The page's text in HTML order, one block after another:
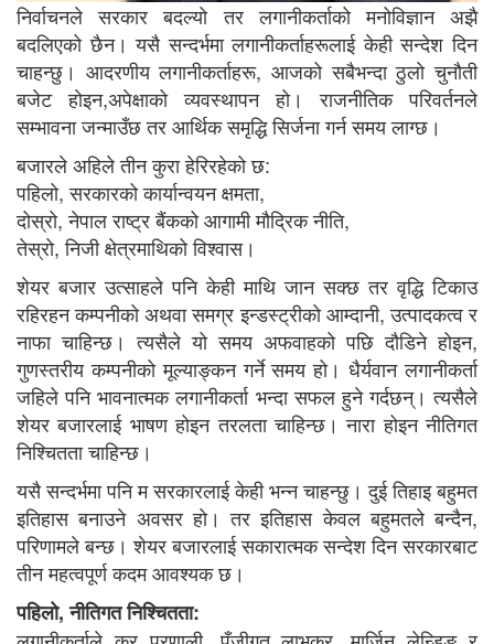
निर्वाचनले सरकार बदल्यो तर लगानीकर्ताको मनोविज्ञान अझै
बदलिएको छैन। यसै सन्दर्भमा लगानीकर्ताहरूलाई केही सन्देश दिन
चाहन्छु। आदरणीय लगानीकर्ताहरू, आजको सबैभन्दा ठुलो चुनौती
बजेट होइन,अपेक्षाको व्यवस्थापन हो। राजनीतिक परिवर्तनले
सम्भावना जन्माउँछ तर आर्थिक समृद्धि सिर्जना गर्न समय लाग्छ।
बजारले अहिले तीन कुरा हेरिरहेको छ:
पहिलो, सरकारको कार्यान्वयन क्षमता,
दोस्रो, नेपाल राष्ट्र बैंकको आगामी मौद्रिक नीति,
तेस्रो, निजी क्षेत्रमाथिको विश्वास।
शेयर बजार उत्साहले पनि केही माथि जान सक्छ तर वृद्धि टिकाउ
रहिरहन कम्पनीको अथवा समग्र इन्डस्ट्रीको आम्दानी, उत्पादकत्व र
नाफा चाहिन्छ। त्यसैले यो समय अफवाहको पछि दौडिने होइन,
गुणस्तरीय कम्पनीको मूल्याङ्कन गर्ने समय हो। धैर्यवान लगानीकर्ता
जहिले पनि भावनात्मक लगानीकर्ता भन्दा सफल हुने गर्दछन्। त्यसैले
शेयर बजारलाई भाषण होइन तरलता चाहिन्छ। नारा होइन नीतिगत
निश्चितता चाहिन्छ।
यसै सन्दर्भमा पनि म सरकारलाई केही भन्न चाहन्छु। दुई तिहाइ बहुमत
इतिहास बनाउने अवसर हो। तर इतिहास केवल बहुमतले बन्दैन,
परिणामले बन्छ। शेयर बजारलाई सकारात्मक सन्देश दिन सरकारबाट
तीन महत्वपूर्ण कदम आवश्यक छ।
पहिलो, नीतिगत निश्चितता: